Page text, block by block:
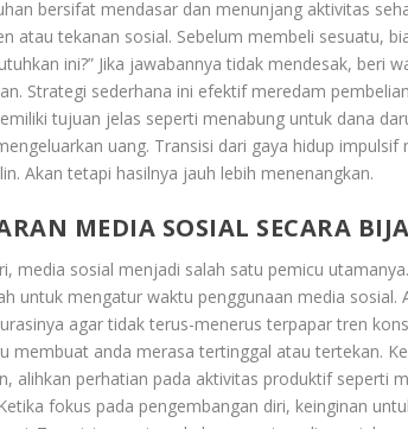
bersifat mendasar dan menunjang aktivitas
atau tekanan sosial. Sebelum membeli sesuatu,
ini?” Jika jawabannya tidak mendesak, beri
Strategi sederhana ini efektif meredam
tujuan jelas seperti menabung untuk dana
uang. Transisi dari gaya hidup
Akan tetapi hasilnya jauh lebih menenangkan.
MEDIA SOSIAL SECARA
media sosial menjadi salah satu pemicu
untuk mengatur waktu penggunaan media
agar tidak terus-menerus terpapar tren
membuat anda merasa tertinggal atau tertekan.
alihkan perhatian pada aktivitas produktif seperti
fokus pada pengembangan diri, keinginan